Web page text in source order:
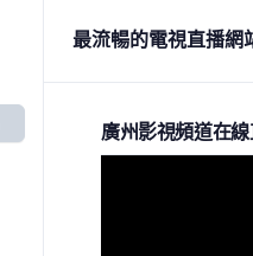
最流暢的電視直播網
廣州影視頻道在線